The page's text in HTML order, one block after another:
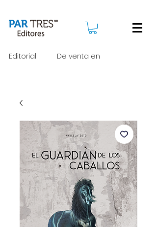
Editorial De venta en